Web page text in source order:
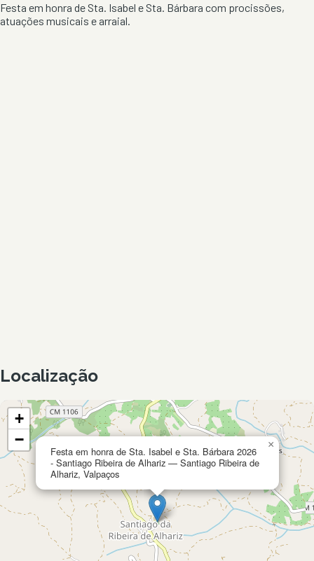
Festa em honra de Sta. Isabel e Sta. Bárbara com procissões,
atuações musicais e arraial.
Localização
Festa em honra de Sta. Isabel e Sta. Bárbara 2026
- Santiago Ribeira de Alhariz — Santiago Ribeira de
Alhariz, Valpaços
×
+
−